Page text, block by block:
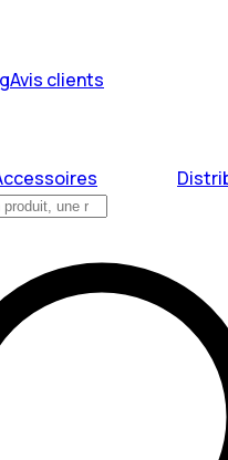
Avis clients